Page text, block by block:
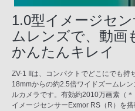
1.0型イメージセ
ムレンズで、動画
かんたんキレイ
ZV-1 IIは、コンパクトでどこにでも持
18mmからの約2.5倍ワイドズームレ
ルカメラです。有効約2010万画素（
イメージセンサーExmor RS（R）を